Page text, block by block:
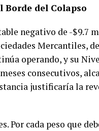
del Colapso
negativo de -$9.7
Mercantiles,
operando, y su
consecutivos,
justificaría la
Por cada peso que